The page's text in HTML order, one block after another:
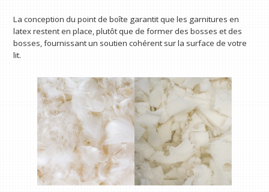
La conception du point de boîte garantit que les garnitures en
latex restent en place, plutôt que de former des bosses et des
bosses, fournissant un soutien cohérent sur la surface de votre
lit.